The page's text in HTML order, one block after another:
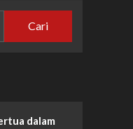
Cari
dalam